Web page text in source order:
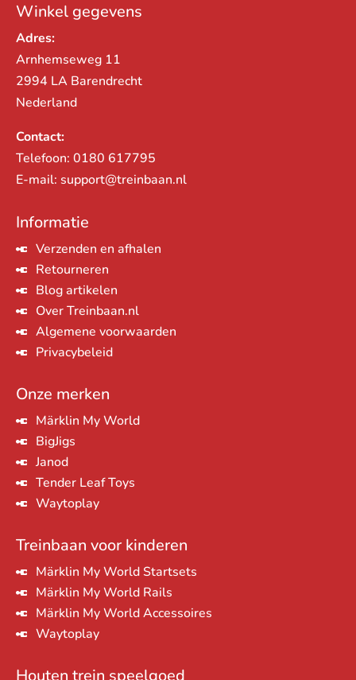
Winkel gegevens
Adres:
Arnhemseweg 11
2994 LA Barendrecht
Nederland
Contact:
Telefoon: 0180 617795
E-mail: support@treinbaan.nl
Informatie
Verzenden en afhalen
Retourneren
Blog artikelen
Over Treinbaan.nl
Algemene voorwaarden
Privacybeleid
Onze merken
Märklin My World
BigJigs
Janod
Tender Leaf Toys
Waytoplay
Treinbaan voor kinderen
Märklin My World Startsets
Märklin My World Rails
Märklin My World Accessoires
Waytoplay